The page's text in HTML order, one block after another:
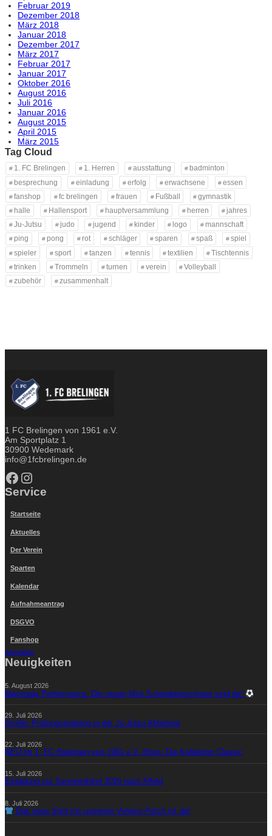
Februar 2019
Dezember 2018
März 2018
Januar 2018
Dezember 2017
März 2017
Februar 2017
Januar 2017
Oktober 2016
August 2016
Juli 2016
Januar 2016
August 2015
April 2015
März 2015
Tag Cloud
1. FC Brelingen 1. Herren ausstattung
badminton
besprechung
einladung erfolg erwachsene
essen
fanshop
fc brelingen frauen Fußball
gymnastik
halle
Hallensport hauptversammlung herren
jahres
Ju-Jutsu
judo jugend kinder logo
mannschaft
ping
pong rot schläger sparen spaß
spiel
spieler
sport tanzen tennis textilien
Tischtennis
trinken
Trommeln turnen verein
Volleyball
zubehör
zusammenhalt
1 FC Brelingen von 1961 e.V.
Am Sportplatz 1
30900 Wedemark
info@1fcbrelingen.de
Facebook Instagram
Service
Startseite
Aktuelles
Der Verein
Sparten
Kalendar
Aufnahmeantrag
DSGVO
Fanshop
Anmelden
Neuigkeiten
5. August 2026
Maximale Performance: Die neuen Mini Schienbeinschoner sind da!
29. Juli 2026
Großer Prüfungsandrang in der Ju-Jutsu Abteilung
22. Juli 2026
NEU im 1. FC Brelingen von 1961 e.V.-Shop: Die Kollektion Classic
15. Juli 2026
Einladung zur Seniorenfahrt 2026 nach Alfeld
8. Juli 2026
Das neue Shirt mit unserem Vereins-Patch ist da!